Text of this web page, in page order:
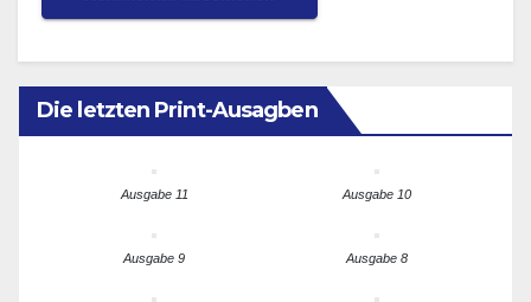
Die letzten Print-Ausagben
Ausgabe 11 Ausgabe 10
Ausgabe 9 Ausgabe 8